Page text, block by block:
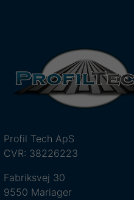
Profil Tech ApS
CVR: 38226223
Fabriksvej 30
9550 Mariager